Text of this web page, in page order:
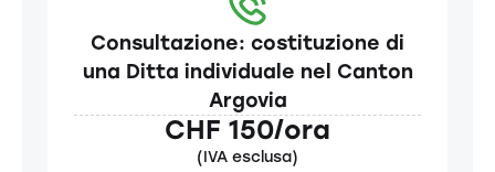
Consultazione: costituzione di
una Ditta individuale nel Canton
Argovia
CHF 150/ora
(IVA esclusa)